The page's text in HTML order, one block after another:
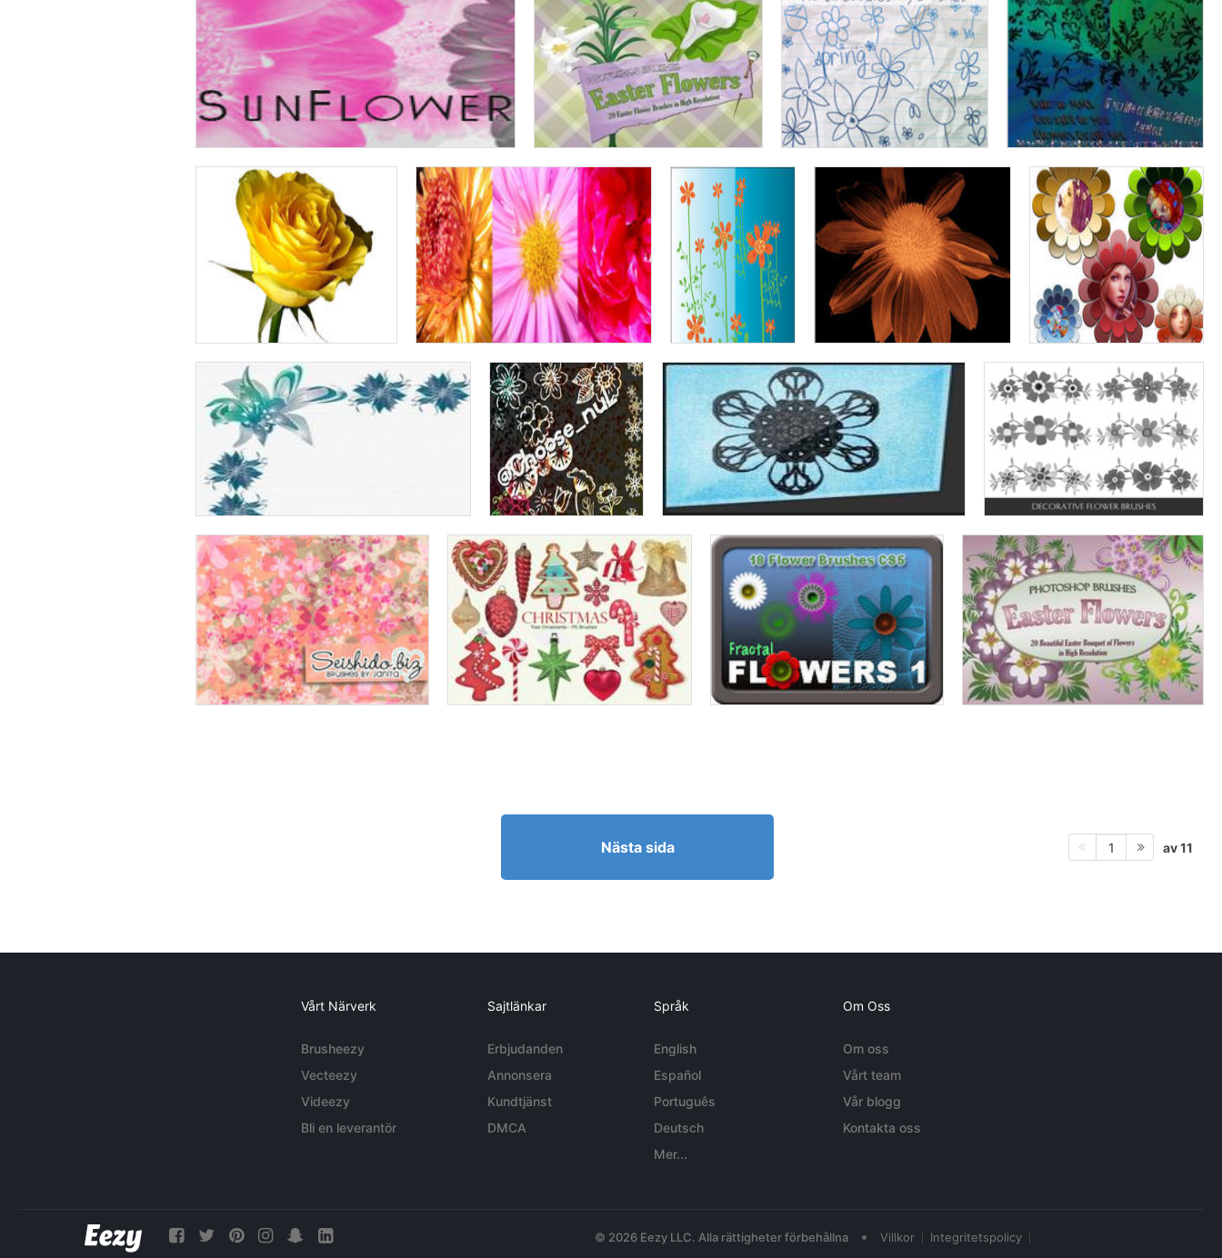
Nästa sida 1 av 11
Vårt Närverk
Brusheezy
Vecteezy
Videezy
Bli en leverantör
Sajtlänkar
Erbjudanden
Annonsera
Kundtjänst
DMCA
Språk
English
Español
Português
Deutsch
Mer...
Om Oss
Om oss
Vårt team
Vår blogg
Kontakta oss
© 2026 Eezy LLC. Alla rättigheter förbehållna • Villkor Integritetspolicy